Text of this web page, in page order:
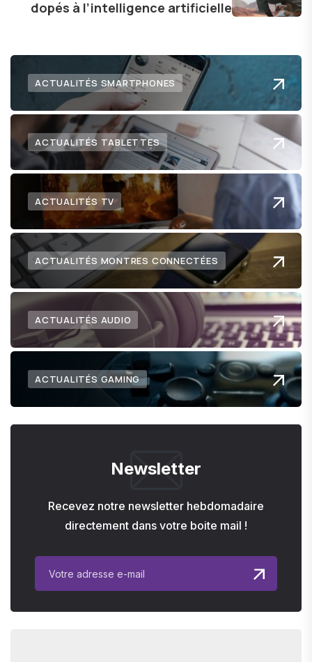
dopés à l’intelligence artificielle
ACTUALITÉS SMARTPHONES
ACTUALITÉS TABLETTES
ACTUALITÉS TV
ACTUALITÉS MONTRES CONNECTÉES
ACTUALITÉS AUDIO
ACTUALITÉS GAMING
Newsletter
Recevez notre newsletter hebdomadaire
directement dans votre boite mail !